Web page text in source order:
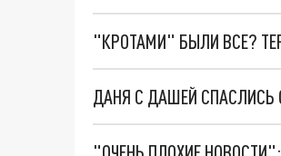
"КРОТАМИ" БЫЛИ ВСЕ?
ДАНЯ С ДАШЕЙ СПАСЛИСЬ